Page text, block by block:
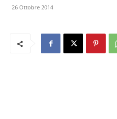
26 Ottobre 2014